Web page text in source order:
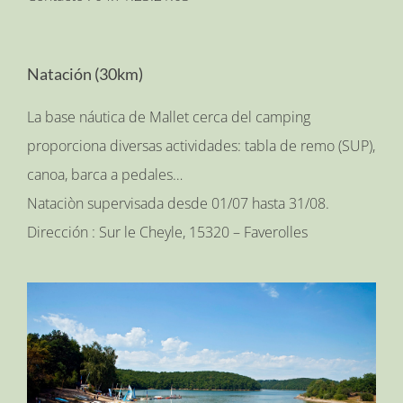
Natación (30km)
La base náutica de Mallet cerca del camping
proporciona diversas actividades: tabla de remo (SUP),
canoa, barca a pedales…
Nataciòn supervisada desde 01/07 hasta 31/08.
Dirección : Sur le Cheyle, 15320 – Faverolles